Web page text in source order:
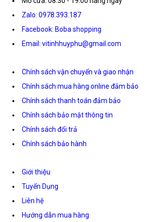
Zalo: 0978.393.187
Facebook: Boba shopping
Email: vitinhhuyphu@gmail.com
Chính sách vận chuyển và giao nhận
Chính sách mua hàng online đảm bảo
Chính sách thanh toán đảm bảo
Chính sách bảo mật thông tin
Chính sách đổi trả
Chính sách bảo hành
Giới thiệu
Tuyển Dụng
Liên hệ
Hướng dẫn mua hàng